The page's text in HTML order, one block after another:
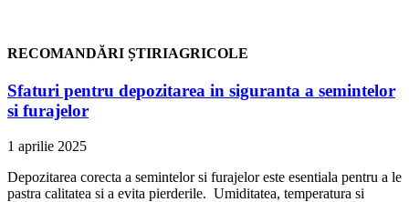
RECOMANDĂRI ȘTIRIAGRICOLE
Sfaturi pentru depozitarea in siguranta a semintelor
si furajelor
1 aprilie 2025
Depozitarea corecta a semintelor si furajelor este esentiala pentru a le
pastra calitatea si a evita pierderile. Umiditatea, temperatura si